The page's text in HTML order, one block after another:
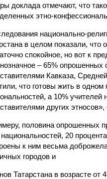
доклада отмечают, что
этно-
национально-
в целом показали, что
спокойное, но вот к
– 65% опрошенных
Кавказа,
что готовы жить в одном
а 10% учителей
других
половина опрошенных
20
к ним весьма
городов и
Татарстана в возрасте от